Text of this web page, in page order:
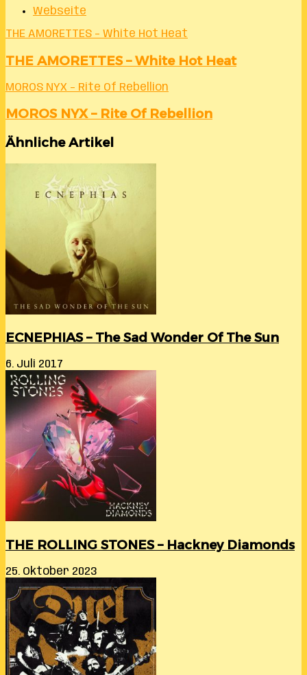
Webseite
THE AMORETTES – White Hot Heat
THE AMORETTES – White Hot Heat
MOROS NYX – Rite Of Rebellion
MOROS NYX – Rite Of Rebellion
Ähnliche Artikel
ECNEPHIAS – The Sad Wonder Of The Sun
6. Juli 2017
THE ROLLING STONES – Hackney Diamonds
25. Oktober 2023